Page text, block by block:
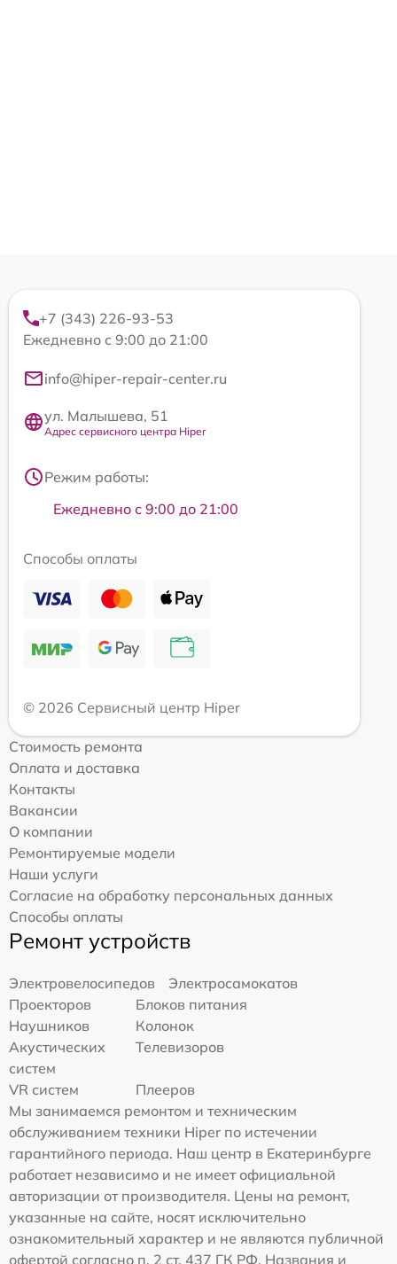
+7 (343) 226-93-53
Ежедневно с 9:00 до 21:00
info@hiper-repair-center.ru
ул. Малышева, 51
Адрес сервисного центра Hiper
Режим работы:
Ежедневно с 9:00 до 21:00
Способы оплаты
© 2026 Сервисный центр Hiper
Стоимость ремонта
Оплата и доставка
Контакты
Вакансии
О компании
Ремонтируемые модели
Наши услуги
Согласие на обработку персональных данных
Способы оплаты
Ремонт устройств
Электровелосипедов
Электросамокатов
Проекторов
Блоков питания
Наушников
Колонок
Акустических
систем
Телевизоров
VR систем
Плееров
Мы занимаемся ремонтом и техническим
обслуживанием техники Hiper по истечении
гарантийного периода. Наш центр в Екатеринбурге
работает независимо и не имеет официальной
авторизации от производителя. Цены на ремонт,
указанные на сайте, носят исключительно
ознакомительный характер и не являются публичной
офертой согласно п. 2 ст. 437 ГК РФ. Названия и